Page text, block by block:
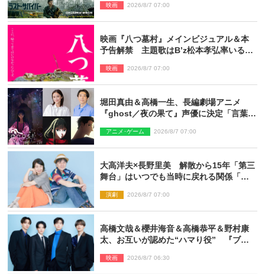
結！
映画 2026/8/7 07:00
映画『八つ墓村』メインビジュアル＆本
予告解禁 主題歌はB’z松本孝弘率いる
映画 2026/8/7 07:00
堀田真由＆高橋一生、長編劇場アニメ
『ghost／夜の果て』声優に決定「言葉に
た」
アニメ･ゲーム 2026/8/7 07:00
大高洋夫×長野里美 解散から15年「第三
舞台」はいつでも当時に戻れる関係「や
演劇 2026/8/7 07:00
高橋文哉＆櫻井海音＆高橋恭平＆野村康
太、お互いが認めた“ハマり役” 『ブル
映画 2026/8/7 06:30